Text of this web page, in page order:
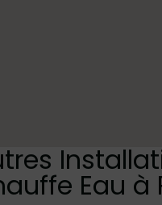
Eau à